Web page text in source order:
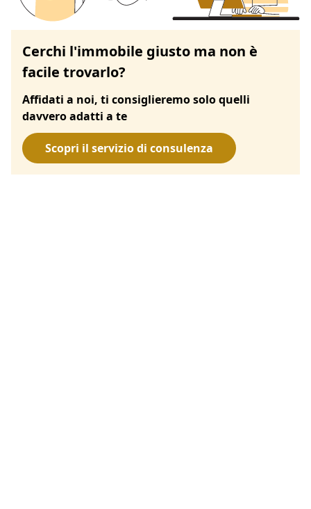
Cerchi l'immobile giusto ma non è
facile trovarlo?
Affidati a noi, ti consiglieremo solo quelli
davvero adatti a te
Scopri il servizio di consulenza